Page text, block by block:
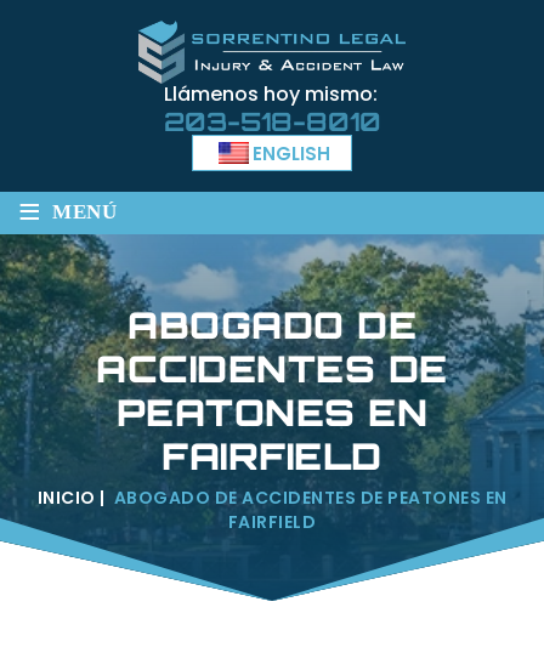
Llámenos hoy mismo:
203-518-8010
ENGLISH
≡ MENÚ
ABOGADO DE
ACCIDENTES DE
PEATONES EN
FAIRFIELD
INICIO | ABOGADO DE ACCIDENTES DE PEATONES EN
FAIRFIELD